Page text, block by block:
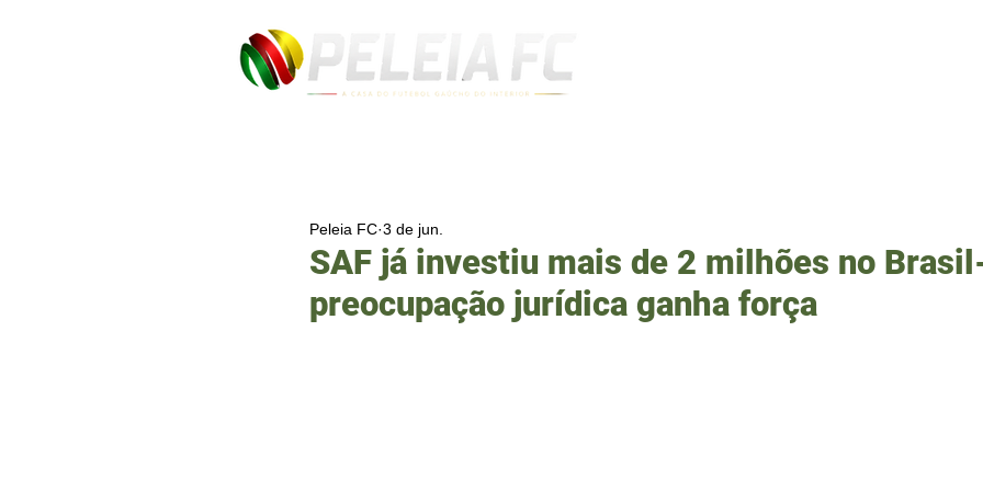
SAF já investiu mais de 2 milhões no
preocupação jurídica ganha força
Peleia FC 3 de jun.